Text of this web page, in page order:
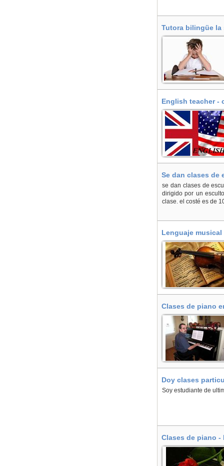
Tutora bilingüe la
English teacher -
Se dan clases de
se dan clases de
dirigido por un
clase. el costé es de
Lenguaje
Clases de piano
Doy clases
Soy estudiante de
Clases de piano -